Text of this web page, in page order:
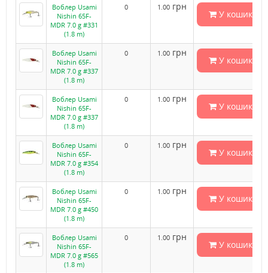
Воблер Usami
Nishin 65F-
MDR 7.0 g #331
(1.8 m)
0 1.00 грн
У кошик
Воблер Usami
Nishin 65F-
MDR 7.0 g #337
(1.8 m)
0 1.00 грн
У кошик
Воблер Usami
Nishin 65F-
MDR 7.0 g #337
(1.8 m)
0 1.00 грн
У кошик
Воблер Usami
Nishin 65F-
MDR 7.0 g #354
(1.8 m)
0 1.00 грн
У кошик
Воблер Usami
Nishin 65F-
MDR 7.0 g #450
(1.8 m)
0 1.00 грн
У кошик
Воблер Usami
Nishin 65F-
MDR 7.0 g #565
(1.8 m)
0 1.00 грн
У кошик